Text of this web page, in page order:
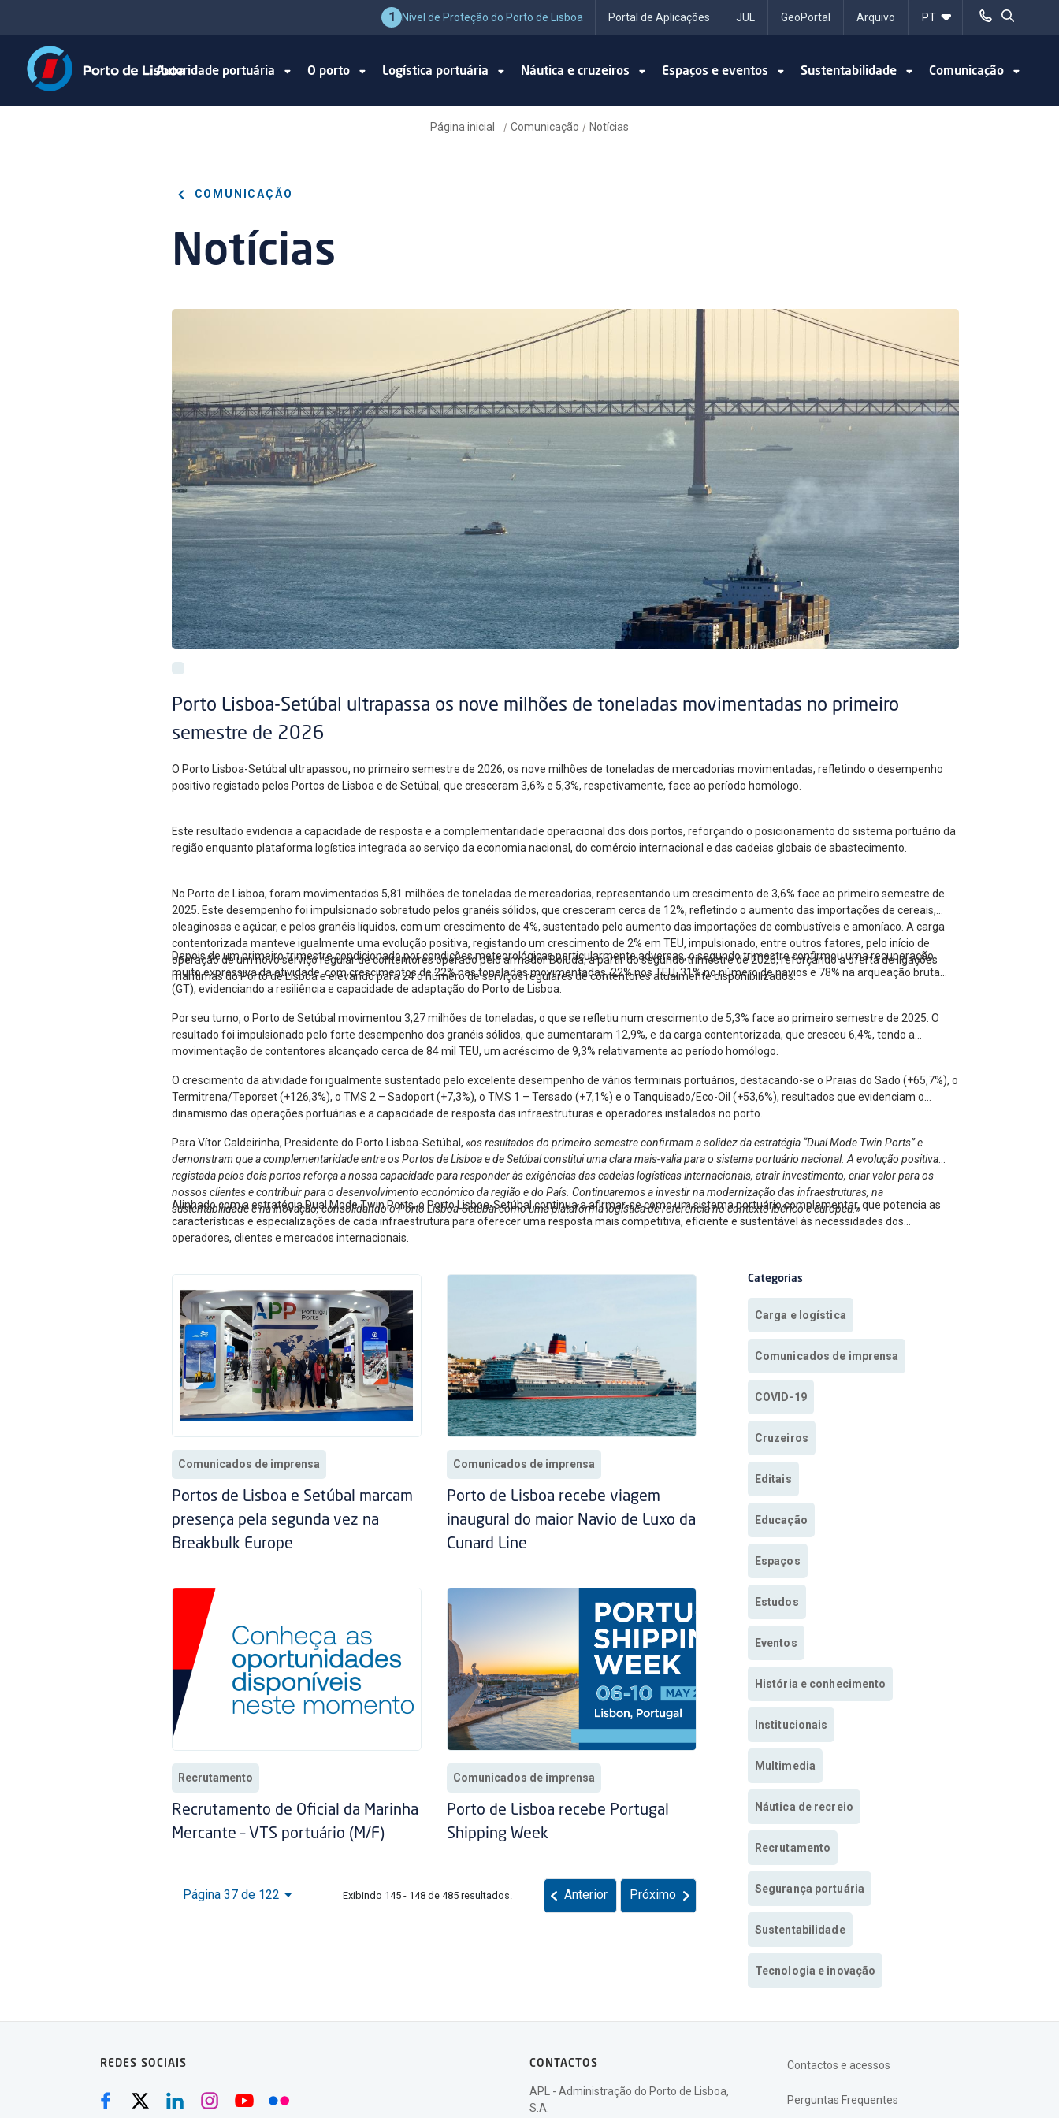
1 Nível de Proteção do Porto de Lisboa Portal de Aplicações JUL GeoPortal Arquivo
Autoridade portuária O porto Logística portuária Náutica e cruzeiros Espaços e eventos Sustentabilidade Comunicação
Página inicial / Comunicação / Notícias
COMUNICAÇÃO
Notícias
Porto Lisboa-Setúbal ultrapassa os nove milhões de toneladas movimentadas no primeiro
semestre de 2026
O Porto Lisboa-Setúbal ultrapassou, no primeiro semestre de 2026, os nove milhões de toneladas de mercadorias movimentadas, refletindo o desempenho
positivo registado pelos Portos de Lisboa e de Setúbal, que cresceram 3,6% e 5,3%, respetivamente, face ao período homólogo.
Este resultado evidencia a capacidade de resposta e a complementaridade operacional dos dois portos, reforçando o posicionamento do sistema portuário da
região enquanto plataforma logística integrada ao serviço da economia nacional, do comércio internacional e das cadeias globais de abastecimento.
No Porto de Lisboa, foram movimentados 5,81 milhões de toneladas de mercadorias, representando um crescimento de 3,6% face ao primeiro semestre de
2025. Este desempenho foi impulsionado sobretudo pelos granéis sólidos, que cresceram cerca de 12%, refletindo o aumento das importações de cereais,
oleaginosas e açúcar, e pelos granéis líquidos, com um crescimento de 4%, sustentado pelo aumento das importações de combustíveis e amoníaco. A carga
contentorizada manteve igualmente uma evolução positiva, registando um crescimento de 2% em TEU, impulsionado, entre outros fatores, pelo início de
operação de um novo serviço regular de contentores operado pelo armador Boluda, a partir do segundo trimestre de 2026, reforçando a oferta de ligações
marítimas do Porto de Lisboa e elevando para 24 o número de serviços regulares de contentores atualmente disponibilizados.
Depois de um primeiro trimestre condicionado por condições meteorológicas particularmente adversas, o segundo trimestre confirmou uma recuperação
muito expressiva da atividade, com crescimentos de 22% nas toneladas movimentadas, 22% nos TEU, 31% no número de navios e 78% na arqueação bruta
(GT), evidenciando a resiliência e capacidade de adaptação do Porto de Lisboa.
Por seu turno, o Porto de Setúbal movimentou 3,27 milhões de toneladas, o que se refletiu num crescimento de 5,3% face ao primeiro semestre de 2025. O
resultado foi impulsionado pelo forte desempenho dos granéis sólidos, que aumentaram 12,9%, e da carga contentorizada, que cresceu 6,4%, tendo a
movimentação de contentores alcançado cerca de 84 mil TEU, um acréscimo de 9,3% relativamente ao período homólogo.
O crescimento da atividade foi igualmente sustentado pelo excelente desempenho de vários terminais portuários, destacando-se o Praias do Sado (+65,7%), o
Termitrena/Teporset (+126,3%), o TMS 2 – Sadoport (+7,3%), o TMS 1 – Tersado (+7,1%) e o Tanquisado/Eco-Oil (+53,6%), resultados que evidenciam o
dinamismo das operações portuárias e a capacidade de resposta das infraestruturas e operadores instalados no porto.
Para Vítor Caldeirinha, Presidente do Porto Lisboa-Setúbal, «os resultados do primeiro semestre confirmam a solidez da estratégia “Dual Mode Twin Ports” e
demonstram que a complementaridade entre os Portos de Lisboa e de Setúbal constitui uma clara mais-valia para o sistema portuário nacional. A evolução positiva
registada pelos dois portos reforça a nossa capacidade para responder às exigências das cadeias logísticas internacionais, atrair investimento, criar valor para os
nossos clientes e contribuir para o desenvolvimento económico da região e do País. Continuaremos a investir na modernização das infraestruturas, na
sustentabilidade e na inovação, consolidando o Porto Lisboa-Setúbal como uma plataforma logística de referência no contexto ibérico e europeu.»
Alinhado com a estratégia Dual Mode Twin Ports, o Porto Lisboa-Setúbal continua a afirmar-se como um sistema portuário complementar, que potencia as
características e especializações de cada infraestrutura para oferecer uma resposta mais competitiva, eficiente e sustentável às necessidades dos
operadores, clientes e mercados internacionais.
Comunicados de imprensa
Portos de Lisboa e Setúbal marcam
presença pela segunda vez na
Breakbulk Europe
Comunicados de imprensa
Porto de Lisboa recebe viagem
inaugural do maior Navio de Luxo da
Cunard Line
Recrutamento
Recrutamento de Oficial da Marinha
Mercante – VTS portuário (M/F)
Comunicados de imprensa
Porto de Lisboa recebe Portugal
Shipping Week
Página 37 de 122 Exibindo 145 - 148 de 485 resultados. Anterior Próximo
Categorias
Carga e logística
Comunicados de imprensa
COVID-19
Cruzeiros
Editais
Educação
Espaços
Estudos
Eventos
História e conhecimento
Institucionais
Multimedia
Náutica de recreio
Recrutamento
Segurança portuária
Sustentabilidade
Tecnologia e inovação
REDES SOCIAIS CONTACTOS
APL - Administração do Porto de Lisboa,
S.A.
Contactos e acessos
Perguntas Frequentes